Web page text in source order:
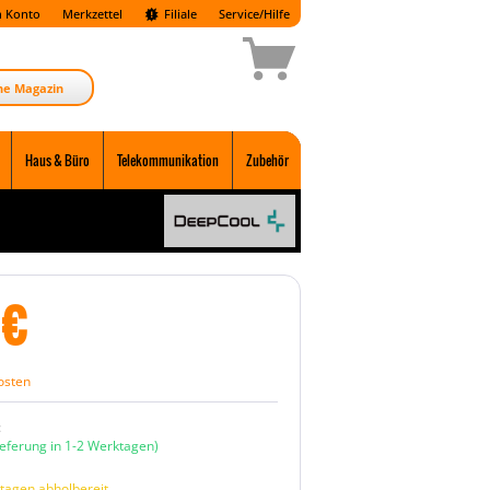
Konto Merkzettel Filiale Service/Hilfe
Magazin
Haus & Büro Telekommunikation Zubehör
in 1-2 Werktagen)